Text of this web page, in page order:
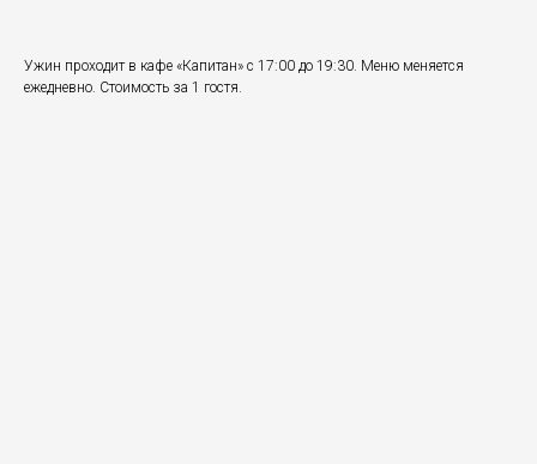
Ужин проходит в кафе «Капитан» с 17:00 до 19:30. Меню меняется
ежедневно. Стоимость за 1 гостя.